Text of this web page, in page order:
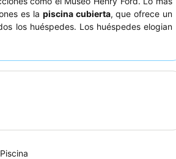
es la piscina cubierta, que ofrece un
los huéspedes. Los huéspedes elogian
Piscina